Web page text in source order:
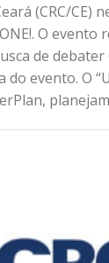
(CRC/CE)
O evento
de
do evento. O